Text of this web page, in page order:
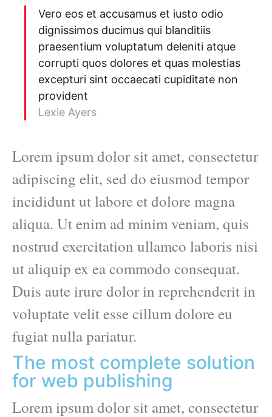
Vero eos et accusamus et iusto odio
dignissimos ducimus qui blanditiis
praesentium voluptatum deleniti atque
corrupti quos dolores et quas molestias
excepturi sint occaecati cupiditate non
provident
Lexie Ayers
Lorem ipsum dolor sit amet, consectetur
adipiscing elit, sed do eiusmod tempor
incididunt ut labore et dolore magna
aliqua. Ut enim ad minim veniam, quis
nostrud exercitation ullamco laboris nisi
ut aliquip ex ea commodo consequat.
Duis aute irure dolor in reprehenderit in
voluptate velit esse cillum dolore eu
fugiat nulla pariatur.
The most complete solution
for web publishing
Lorem ipsum dolor sit amet, consectetur